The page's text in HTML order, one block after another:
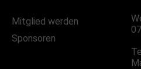
Mitglied werden
Sponsoren